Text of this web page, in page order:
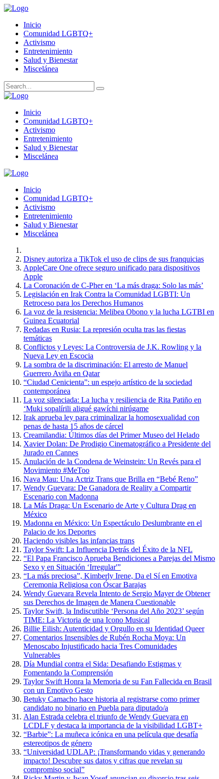
Inicio
Comunidad LGBTQ+
Activismo
Entretenimiento
Salud y Bienestar
Miscelánea
Inicio
Comunidad LGBTQ+
Activismo
Entretenimiento
Salud y Bienestar
Miscelánea
Inicio
Comunidad LGBTQ+
Activismo
Entretenimiento
Salud y Bienestar
Miscelánea
Disney autoriza a TikTok el uso de clips de sus franquicias
AppleCare One ofrece seguro unificado para dispositivos
Apple
La Coronación de C-Pher en ‘La más draga: Solo las más’
Legislación en Irak Contra la Comunidad LGBTI: Un
Retroceso para los Derechos Humanos
La voz de la resistencia: Melibea Obono y la lucha LGTBI en
Guinea Ecuatorial
Redadas en Rusia: La represión oculta tras las fiestas
temáticas
Conflictos y Leyes: La Controversia de J.K. Rowling y la
Nueva Ley en Escocia
La sombra de la discriminación: El arresto de Manuel
Guerrero Aviña en Qatar
“Ciudad Cenicienta”: un espejo artístico de la sociedad
contemporánea
La voz silenciada: La lucha y resiliencia de Rita Patiño en
‘Muki sopalírili aligué gawíchi nirúgame
Irak aprueba ley para criminalizar la homosexualidad con
penas de hasta 15 años de cárcel
Creamilandia: Últimos días del Primer Museo del Helado
Xavier Dolan: De Prodigio Cinematográfico a Presidente del
Jurado en Cannes
Anulación de la Condena de Weinstein: Un Revés para el
Movimiento #MeToo
Nava Mau: Una Actriz Trans que Brilla en “Bebé Reno”
Wendy Guevara: De Ganadora de Reality a Compartir
Escenario con Madonna
La Más Draga: Un Escenario de Arte y Cultura Drag en
México
Madonna en México: Un Espectáculo Deslumbrante en el
Palacio de los Deportes
Haciendo visibles las infancias trans
Taylor Swift: La Influencia Detrás del Éxito de la NFL
“El Papa Francisco Aprueba Bendiciones a Parejas del Mismo
Sexo y en Situación ‘Irregular'”
“La más preciosa”, Kimberly Irene, Da el Sí en Emotiva
Ceremonia Religiosa con Óscar Barajas
Wendy Guevara Revela Intento de Sergio Mayer de Obtener
sus Derechos de Imagen de Manera Cuestionable
Taylor Swift, la Indiscutible ‘Persona del Año 2023’ según
TIME: La Victoria de una Icono Musical
Billie Eilish: Autenticidad y Orgullo en su Identidad Queer
Comentarios Insensibles de Rubén Rocha Moya: Un
Menoscabo Injustificado hacia Tres Comunidades
Vulnerables
Día Mundial contra el Sida: Desafiando Estigmas y
Fomentando la Comprensión
Taylor Swift Honra la Memoria de su Fan Fallecida en Brasil
con un Emotivo Gesto
Betuky Camacho hace historia al registrarse como primer
candidato no binario en Puebla para diputado/a
Alan Estrada celebra el triunfo de Wendy Guevara en
LCDLF y destaca la importancia de la visibilidad LGBT+
“Barbie”: La muñeca icónica en una película que desafía
estereotipos de género
“Universidad UDLAP: ¡Transformando vidas y generando
impacto! Descubre sus datos y cifras que revelan su
compromiso social”